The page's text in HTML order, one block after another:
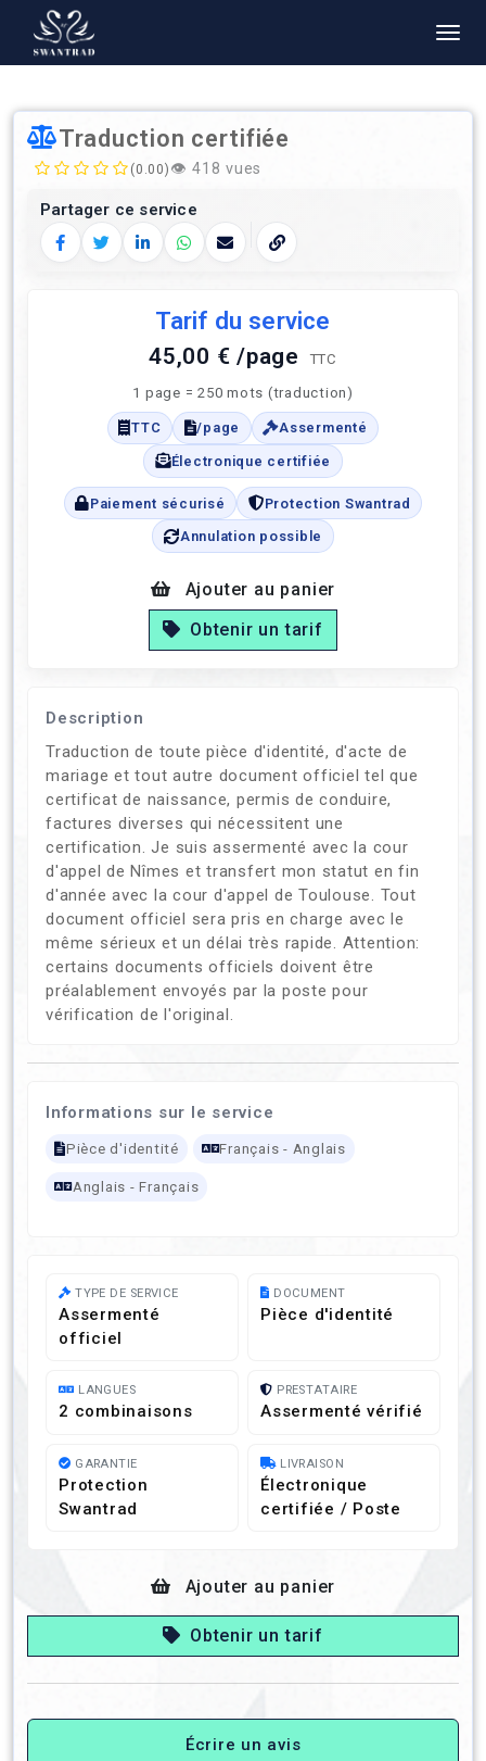
Traduction certifiée
(0.00) 👁️ 418 vues
Partager ce service
Facebook
TwitterLinkedInWhatsApp
E‑mailCopier le lien
Tarif du service
45,00 € /page TTC
1 page = 250 mots (traduction)
TTC /page Assermenté
Électronique certifiée
Paiement sécurisé Protection Swantrad
Annulation possible
Ajouter au panier
Obtenir un tarif
Description
Traduction de toute pièce d'identité, d'acte de
mariage et tout autre document officiel tel que
certificat de naissance, permis de conduire,
factures diverses qui nécessitent une
certification. Je suis assermenté avec la cour
d'appel de Nîmes et transfert mon statut en fin
d'année avec la cour d'appel de Toulouse. Tout
document officiel sera pris en charge avec le
même sérieux et un délai très rapide. Attention:
certains documents officiels doivent être
préalablement envoyés par la poste pour
vérification de l'original.
Informations sur le service
Pièce d'identité Français - Anglais
Anglais - Français
TYPE DE SERVICE
Assermenté
officiel
DOCUMENT
Pièce d'identité
LANGUES
2 combinaisons
PRESTATAIRE
Assermenté vérifié
GARANTIE
Protection
Swantrad
LIVRAISON
Électronique
certifiée / Poste
Ajouter au panier
Obtenir un tarif
Écrire un avis